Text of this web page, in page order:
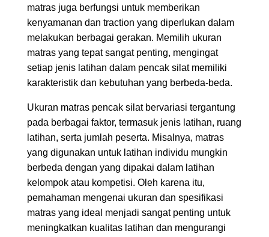
matras juga berfungsi untuk memberikan
kenyamanan dan traction yang diperlukan dalam
melakukan berbagai gerakan. Memilih ukuran
matras yang tepat sangat penting, mengingat
setiap jenis latihan dalam pencak silat memiliki
karakteristik dan kebutuhan yang berbeda-beda.
Ukuran matras pencak silat bervariasi tergantung
pada berbagai faktor, termasuk jenis latihan, ruang
latihan, serta jumlah peserta. Misalnya, matras
yang digunakan untuk latihan individu mungkin
berbeda dengan yang dipakai dalam latihan
kelompok atau kompetisi. Oleh karena itu,
pemahaman mengenai ukuran dan spesifikasi
matras yang ideal menjadi sangat penting untuk
meningkatkan kualitas latihan dan mengurangi